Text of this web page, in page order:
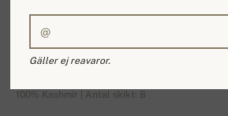
Bilal
100% Kashmir | Antal skikt: 8
Gäller ej reavaror.